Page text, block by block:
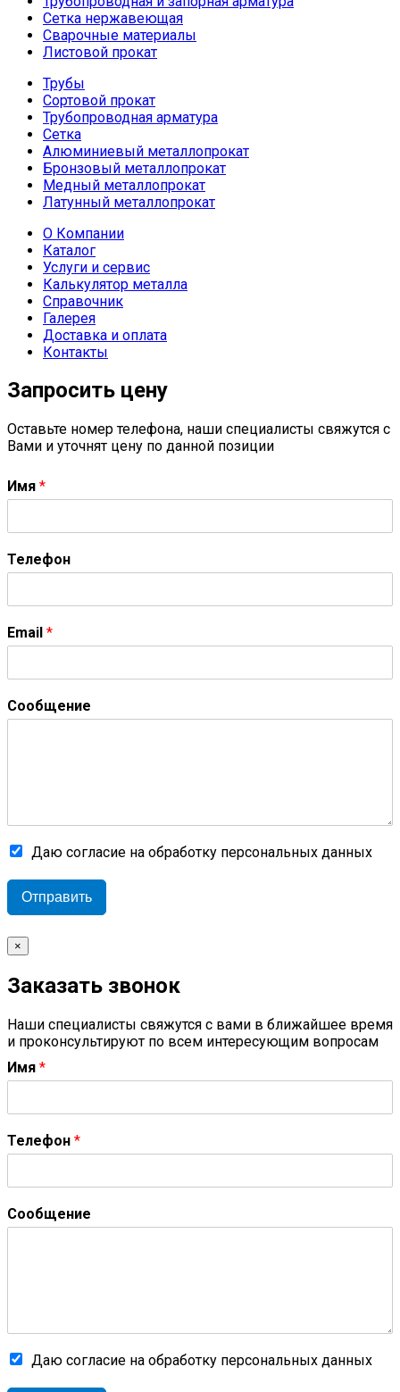
Сетка нержавеющая
Сварочные материалы
Листовой прокат
Трубы
Сортовой прокат
Трубопроводная арматура
Сетка
Алюминиевый металлопрокат
Бронзовый металлопрокат
Медный металлопрокат
Латунный металлопрокат
О Компании
Каталог
Услуги и сервис
Калькулятор металла
Справочник
Галерея
Доставка и оплата
Контакты
Запросить цену
Оставьте номер телефона, наши специалисты свяжутся с
Вами и уточнят цену по данной позиции
Имя *
Телефон
Email *
Сообщение
Даю согласие на обработку персональных данных
Отправить
×
Заказать звонок
Наши специалисты свяжутся с вами в ближайшее время
и проконсультируют по всем интересующим вопросам
Имя *
Телефон *
Сообщение
Даю согласие на обработку персональных данных